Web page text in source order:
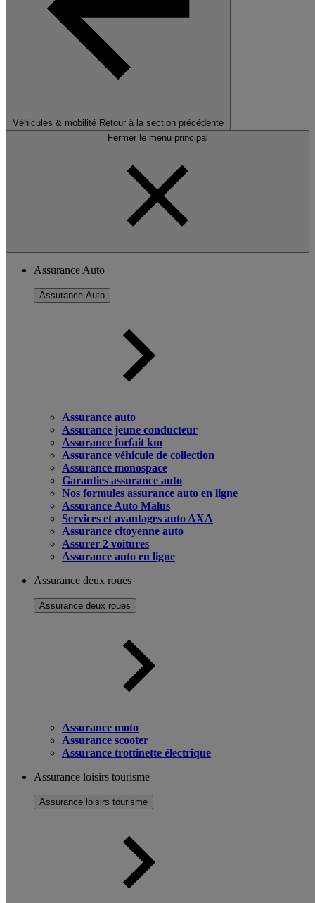
Véhicules & mobilité Retour à la section précédente
Fermer le menu principal
Assurance Auto
Assurance Auto
Assurance auto
Assurance jeune conducteur
Assurance forfait km
Assurance véhicule de collection
Assurance monospace
Garanties assurance auto
Nos formules assurance auto en ligne
Assurance Auto Malus
Services et avantages auto AXA
Assurance citoyenne auto
Assurer 2 voitures
Assurance auto en ligne
Assurance deux roues
Assurance deux roues
Assurance moto
Assurance scooter
Assurance trottinette électrique
Assurance loisirs tourisme
Assurance loisirs tourisme